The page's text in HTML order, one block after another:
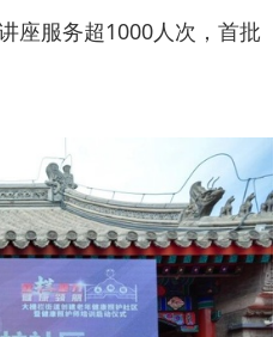
座服务超1000人次，首批